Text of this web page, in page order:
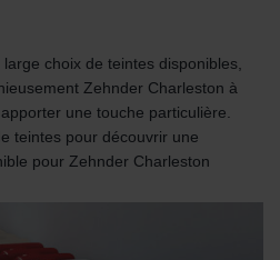
choix de teintes disponibles,
Zehnder Charleston à
une touche particulière.
teintes pour découvrir une
pour Zehnder Charleston